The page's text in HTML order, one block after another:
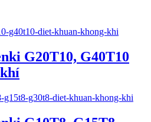
G20T10, G40T10